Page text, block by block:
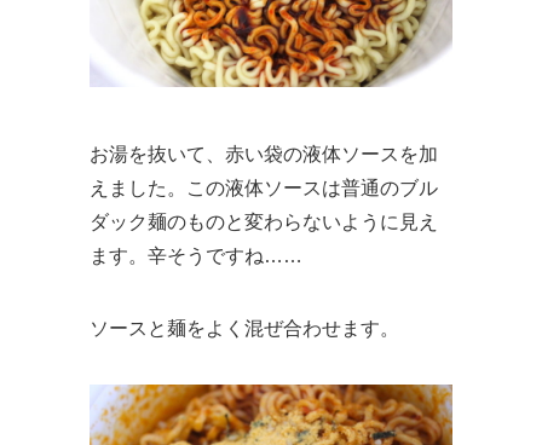
お湯を抜いて、赤い袋の液体ソースを加
えました。この液体ソースは普通のブル
ダック麺のものと変わらないように見え
ます。辛そうですね……
ソースと麺をよく混ぜ合わせます。